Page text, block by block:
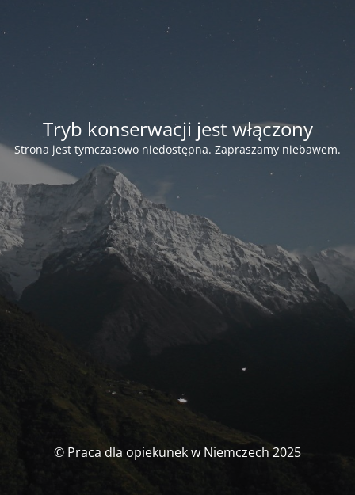
Tryb konserwacji jest włączony
Strona jest tymczasowo niedostępna. Zapraszamy niebawem.
© Praca dla opiekunek w Niemczech 2025